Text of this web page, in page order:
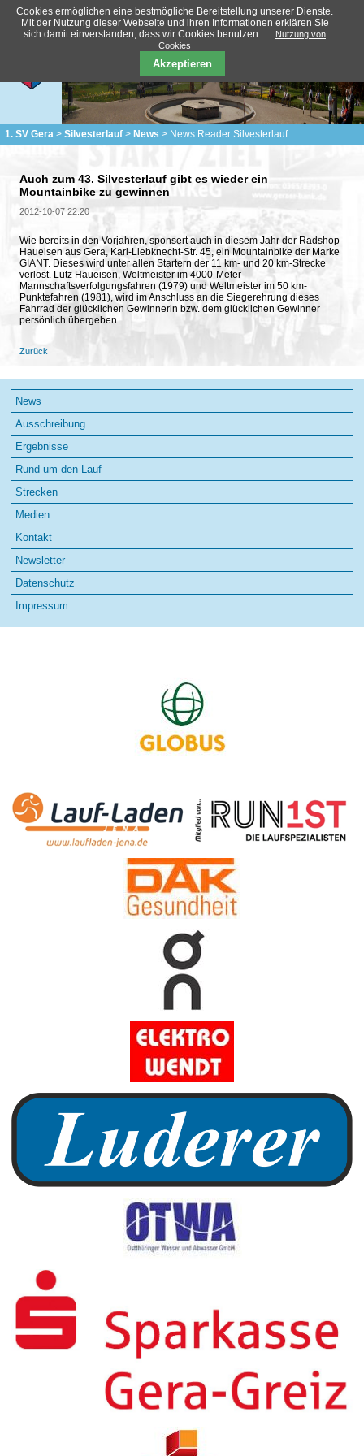
1. SV Gera Silvesterlauf News News Reader Silvesterlauf
Auch zum 43. Silvesterlauf gibt es wieder ein
Mountainbike zu gewinnen
2012-10-07 22:20
Wie bereits in den Vorjahren, sponsert auch in diesem Jahr der Radshop
Haueisen aus Gera, Karl-Liebknecht-Str. 45, ein Mountainbike der Marke
GIANT. Dieses wird unter allen Startern der 11 km- und 20 km-Strecke
verlost. Lutz Haueisen, Weltmeister im 4000-Meter-
Mannschaftsverfolgungsfahren (1979) und Weltmeister im 50 km-
Punktefahren (1981), wird im Anschluss an die Siegerehrung dieses
Fahrrad der glücklichen Gewinnerin bzw. dem glücklichen Gewinner
persönlich übergeben.
Zurück
Navigation
überspringen
News
Ausschreibung
Ergebnisse
Rund um den Lauf
Strecken
Medien
Kontakt
Newsletter
Datenschutz
Impressum
Cookies ermöglichen eine bestmögliche Bereitstellung unserer Dienste.
Mit der Nutzung dieser Webseite und ihren Informationen erklären Sie
sich damit einverstanden, dass wir Cookies benutzen
Nutzung von
Cookies
Akzeptieren